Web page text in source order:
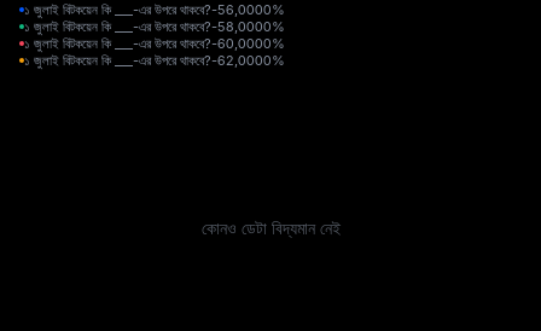
১ জুলাই বিটকয়েন কি ___-এর উপরে থাকবে?-56,0000%
১ জুলাই বিটকয়েন কি ___-এর উপরে থাকবে?-58,0000%
১ জুলাই বিটকয়েন কি ___-এর উপরে থাকবে?-60,0000%
১ জুলাই বিটকয়েন কি ___-এর উপরে থাকবে?-62,0000%
কোনও ডেটা বিদ্যমান নেই